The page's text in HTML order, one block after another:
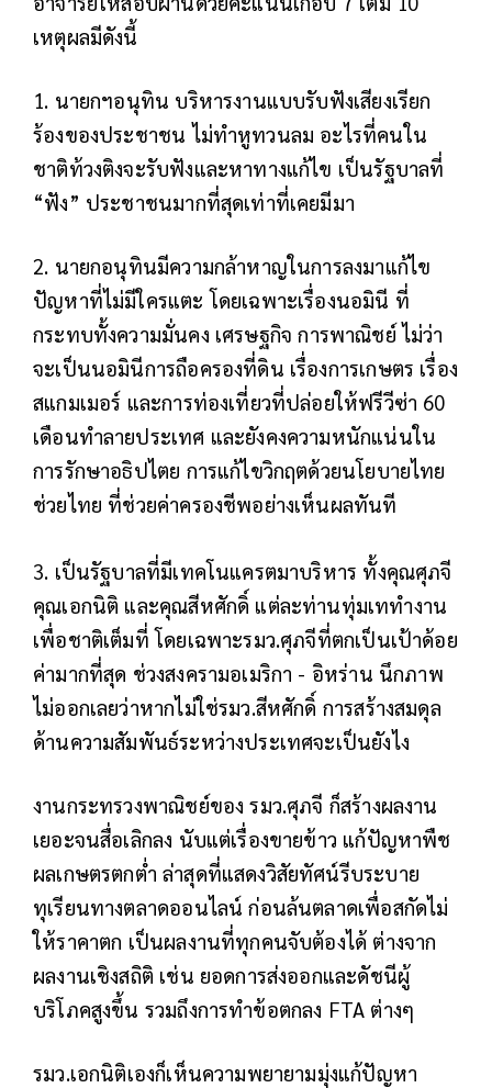
เหตุผลมีดังนี้
1. นายกฯอนุทิน บริหารงานแบบรับฟังเสียงเรียก
ร้องของประชาชน ไม่ทำหูทวนลม อะไรที่คนใน
ชาติท้วงติงจะรับฟังและหาทางแก้ไข เป็นรัฐบาลที่
“ฟัง” ประชาชนมากที่สุดเท่าที่เคยมีมา
2. นายกอนุทินมีความกล้าหาญในการลงมาแก้ไข
ปัญหาที่ไม่มีใครแตะ โดยเฉพาะเรื่องนอมินี ที่
กระทบทั้งความมั่นคง เศรษฐกิจ การพาณิชย์ ไม่ว่า
จะเป็นนอมินีการถือครองที่ดิน เรื่องการเกษตร เรื่อง
สแกมเมอร์ และการท่องเที่ยวที่ปล่อยให้ฟรีวีซ่า 60
เดือนทำลายประเทศ และยังคงความหนักแน่นใน
การรักษาอธิปไตย การแก้ไขวิกฤตด้วยนโยบายไทย
ช่วยไทย ที่ช่วยค่าครองชีพอย่างเห็นผลทันที
3. เป็นรัฐบาลที่มีเทคโนแครตมาบริหาร ทั้งคุณศุภจี
คุณเอกนิติ และคุณสีหศักดิ์ แต่ละท่านทุ่มเททำงาน
เพื่อชาติเต็มที่ โดยเฉพาะรมว.ศุภจีที่ตกเป็นเป้าด้อย
ค่ามากที่สุด ช่วงสงครามอเมริกา - อิหร่าน นึกภาพ
ไม่ออกเลยว่าหากไม่ใช่รมว.สีหศักดิ์ การสร้างสมดุล
ด้านความสัมพันธ์ระหว่างประเทศจะเป็นยังไง
งานกระทรวงพาณิชย์ของ รมว.ศุภจี ก็สร้างผลงาน
เยอะจนสื่อเลิกลง นับแต่เรื่องขายข้าว แก้ปัญหาพืช
ผลเกษตรตกต่ำ ล่าสุดที่แสดงวิสัยทัศน์รีบระบาย
ทุเรียนทางตลาดออนไลน์ ก่อนล้นตลาดเพื่อสกัดไม่
ให้ราคาตก เป็นผลงานที่ทุกคนจับต้องได้ ต่างจาก
ผลงานเชิงสถิติ เช่น ยอดการส่งออกและดัชนีผู้
บริโภคสูงขึ้น รวมถึงการทำข้อตกลง FTA ต่างๆ
รมว.เอกนิติเองก็เห็นความพยายามมุ่งแก้ปัญหา